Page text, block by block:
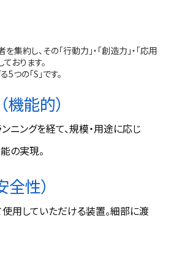
約し、その「行動力」・「創造力」・「応用
おります。
つの「S」です。
能的）
ニングを経て、規模・用途に応じ
の実現。
性）
用していただける装置。細部に渡